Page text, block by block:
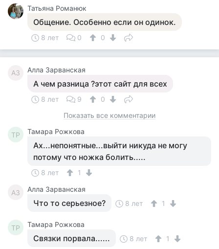
Татьяна Романюк
Общение. Особенно если он одинок.
8 лет 0 0
АЗ Алла Зарванская
А чем разница ?этот сайт для всех
8 лет 9
0
Показать все комментарии
ТР Тамара Рожкова
Ах...непонятные...выйти никуда не могу
потому что ножка болить.....
8 лет 1
АЗ Алла Зарванская
Что то серьезное? 8 лет 1
ТР Тамара Рожкова
Связки порвала...... 8 лет 1